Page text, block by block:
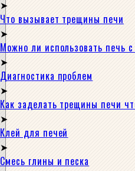
Что вызывает трещины печи
Можно ли использовать печь
Диагностика проблем
Как заделать трещины печи
Клей для печей
Смесь глины и песка